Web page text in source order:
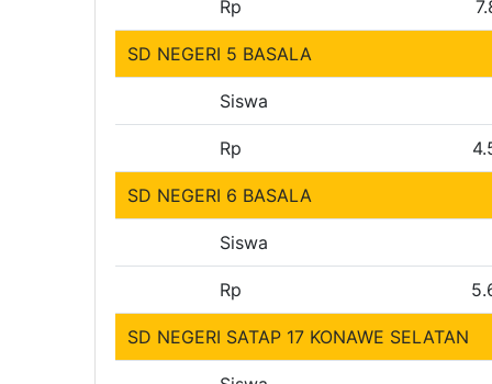
Rp
SD NEGERI 5 BASALA
Siswa
Rp
SD NEGERI 6 BASALA
Siswa
Rp
SD NEGERI SATAP 17 KONAWE SELATAN